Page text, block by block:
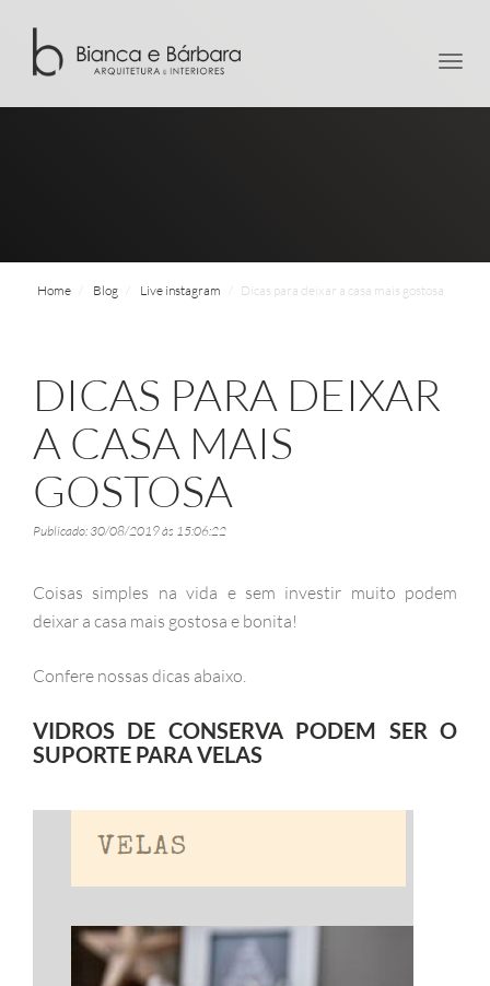
Home Blog Live instagram Dicas para deixar a casa mais gostosa
DICAS PARA DEIXAR
A CASA MAIS
GOSTOSA
Publicado: 30/08/2019 às 15:06:22
Coisas simples na vida e sem investir muito podem
deixar a casa mais gostosa e bonita!
Confere nossas dicas abaixo.
VIDROS DE CONSERVA PODEM SER O
SUPORTE PARA VELAS